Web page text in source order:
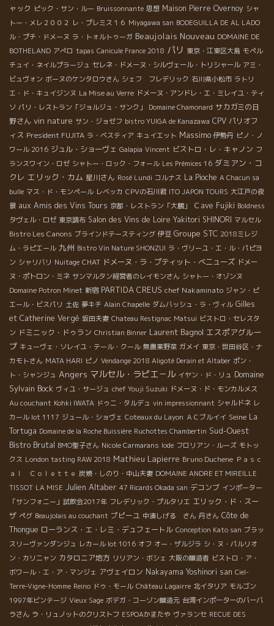
ャック ピック・サン・ルー Bruissonnante 思想 Maison Pierre Overnoy シャ
トー・メレ２００２ レ・プレミス１６ Miyagawa san BODEGUILLA DE AL LADO
ル・プチ・ドメーヌ ラ・トォルトゥーガ Beaujolais Nouveau DOMAINE DE
BOTHELAND アぺロ tapas Canicule France 2018 パリ 東京・江東区大島 モペル
チュイ・ネイルプラージュ セレネ・ドメーヌ・シルヴェール・トリシャール アミ・
ビュヴォン ボーヌのケンタロウさん シェフ フレデリック 石川県小松市 ラトリ
エ・ド・キュイジンヌ La Mise au Verre ドメーヌ・アンドレ・エ・ミレイユ・ティ
ソ パリ・レストラン「ジョルジュ・サンク」 Domaine Chamonard サカガミの日
野さん vin nature サン・ジョゼフ bistro YUIGA de Kanazawa CPV パリオフ
ィス President FUJITA ラ・ベスティア キュイエット Massimo 伊勢丹 ピノ・ノ
ワール 2016 ジュル・ショーヴェ Galapia Vincent ビストロ・レ・キャノン フ
ランスワイン・ロゼ シャトー・ロック・フォール Les Prémices 16 ダミアン・コ
クレ エリック・カム 星川さん Rosé Lundi コルナス La Pioche A Chacun sa
bulle マス・ド・モンペール レベッカ CPVの石川君 ITO JAPON TOURS 大江戸の夜
景 aux Amis des Vins Tours 京都・レストラン「大鵬」 Ｃave Fujiki Boldness
タヴェル・ロゼ 東京調布 Salon des Vins de Loire Yakitori SHINORI マルセル
Bistro Les Canons ブラインドテースティング 伊豆 Groupe STC 2018ミレジ
ム・ラピエール 九州 Bistro Vin Nature SHONZUI ラ・ヴリーユ・エ・ル・パピヨ
ン シャリバリ Nuitage CHAT ドメーヌ・ラ・プティット・べニューズ ドメー
ヌ・ポトロン・ミネ サンマルタン経営者のレイモンさん シャトー・オゾンヌ
Domaine Potron Minet 新宿 PARTIDA CREUS chef Nakaminato ジャン・ピ
エール・ビスパリ 土佐 夢キチ Alain Chapelle ダムバッシュ・ラ・ヴィル Gilles
et Catherine Vergé 坂田夫妻 Chateau Restignac Matsui ビストロ・セレスタ
ン ドミニック・ドゥラン Christian Binner Laurent Bagnol エスポアグルー
プ キューヴェ・ソレイユ・テール・クール 無農薬野菜 ガメイ 東京・世田谷区・ナ
カモトさん MATA HARI ピノ Vendange 2018 Aligoté Derain et Altaber ポン・
ト・シャンジュ Angers マルセル・ラピエ－ル イヤン・ド・リュ Domaine
Sylvain Bock ヴィユ・サージュ chef Youji Suzuki ドメーヌ・ド・モンカルメス
Au couchant Kohki IWATA ドゥニ・タルデュ vin impressionnant シャルドネ レ
カール lot 1117 ジュール・ショヴェ Coteaux du Layon ＡＣブルイイ Seine La
Tortuga Domaine de la Roche Buissière Ruchottes Chambertin Sud-Ouest
Bistro Brutal BMO聖子さん Nicole Carmarans Iode フロリアン・ルーズ モトッ
クス London tasting RAW 2018 Mathieu Lapierre Bruno Duchene Ｐａｓｃ
ａｌ Ｃｏｌｅｔｔｅ 炭焼・しのり・中山夫妻 DOMAINE ANDRE ET MIREILLE
TISSOT LA MISE Julien Altaber 47 Ricards Okada san デコンブ インポーター
「サンフォニー」試飲会2017年 フレデリック・プルタリエ エリック・ド・スー
ザ ペグ Beaujolais au couchant プピーユ 中湊しげる さん 丹さん Côte de
Thongue ローランス・エ・レミ・デュフェートル Conception Kato san ブラッ
スリーヴァンダンジュ レカール lot 1016 オフ オー・ザルジラ シ・ヌ・パルリオ
ン・カリニャン カタロニア地方 リリアン・ボシェ 大阪の醸造者 ビストロ・ア・
ボワール・エ・ア・マンジェ アヴェイロン Nakayama Yoshinori san Ciel-
Terre-Vigne-Homme Reino ドゥ・モール Château Lagairre 北イタリア モルゴン
1997年ビンテージ Vieux Sage ボデガ・コーゾン醸造元 台湾インポーターのバーバ
ラさん ラ・リュノットのクリストフ ESPOAかまたや ヴァランセ RECUE DES